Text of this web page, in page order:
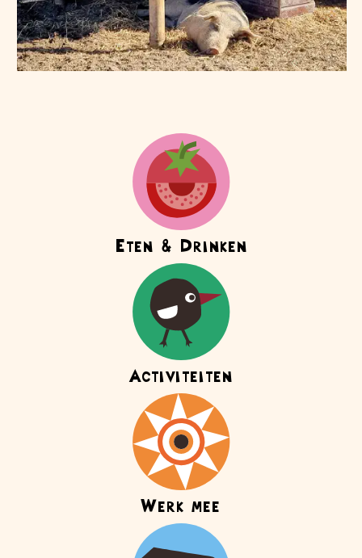
Eten & Drinken
Activiteiten
Werk mee